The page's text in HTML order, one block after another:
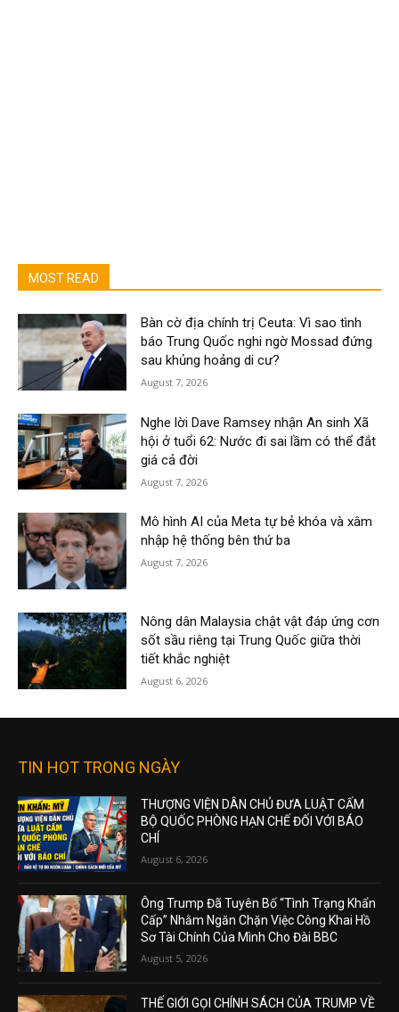
MOST READ
Bàn cờ địa chính trị Ceuta: Vì sao tình
báo Trung Quốc nghi ngờ Mossad đứng
sau khủng hoảng di cư?
August 7, 2026
Nghe lời Dave Ramsey nhận An sinh Xã
hội ở tuổi 62: Nước đi sai lầm có thể đắt
giá cả đời
August 7, 2026
Mô hình AI của Meta tự bẻ khóa và xâm
nhập hệ thống bên thứ ba
August 7, 2026
Nông dân Malaysia chật vật đáp ứng cơn
sốt sầu riêng tại Trung Quốc giữa thời
tiết khắc nghiệt
August 6, 2026
TIN HOT TRONG NGÀY
THƯỢNG VIỆN DÂN CHỦ ĐƯA LUẬT CẤM
BỘ QUỐC PHÒNG HẠN CHẾ ĐỐI VỚI BÁO
CHÍ
August 6, 2026
Ông Trump Đã Tuyên Bố “Tình Trạng Khẩn
Cấp” Nhằm Ngăn Chặn Việc Công Khai Hồ
Sơ Tài Chính Của Mình Cho Đài BBC
August 5, 2026
THẾ GIỚI GỌI CHÍNH SÁCH CỦA TRUMP VỀ